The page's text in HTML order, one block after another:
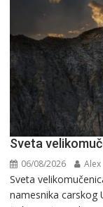
Svеta
06/08/2026 Alex
Svеta
namesnika carskog